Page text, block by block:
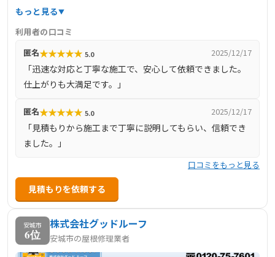
しており、迅速かつ丁寧な対応で安心のサービスを提供し
るあらゆるニーズに対応し、信頼と実績を築いています。
施工後のアフターフォローにも力を入れ、お客様の安心を
サポートしています。
もっと見る
利用者の口コミ
匿名★★★★★ 5.0 2025/12/17
「迅速な対応と丁寧な施工で、安心して依頼できました。
仕上がりも大満足です。」
匿名★★★★★ 5.0 2025/12/17
「見積もりから施工まで丁寧に説明してもらい、信頼でき
ました。」
口コミをもっと見る
見積もりを依頼する
安城市
6位
株式会社グッドルーフ
安城市の屋根修理業者